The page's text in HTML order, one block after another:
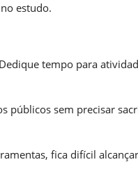
estudo.
tempo para
públicos sem precisar
fica difícil